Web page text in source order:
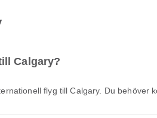
Calgary?
flyg till Calgary. Du behöver